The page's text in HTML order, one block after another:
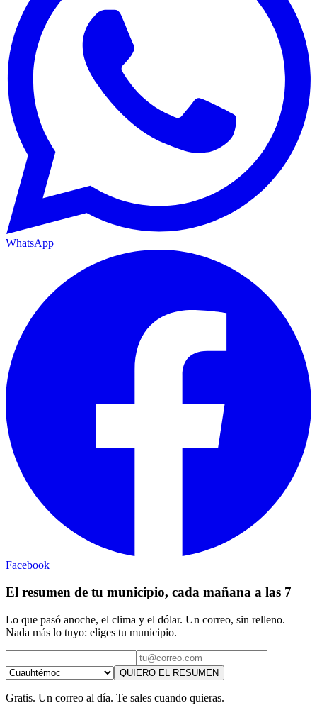
WhatsApp
Facebook
El resumen de tu municipio, cada mañana a las 7
Lo que pasó anoche, el clima y el dólar. Un correo, sin relleno.
Nada más lo tuyo: eliges tu municipio.
QUIERO EL RESUMEN
Gratis. Un correo al día. Te sales cuando quieras.